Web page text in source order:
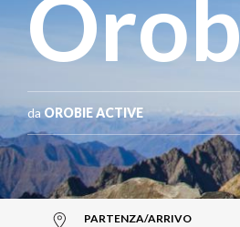
daOROBIE ACTIVE
PARTENZA/ARRIVO